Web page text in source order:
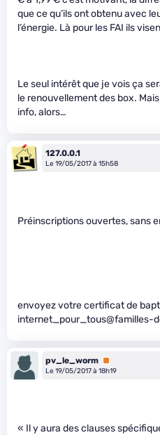
que ce qu’ils ont obtenu avec
l’énergie. Là pour les FAI ils
Le seul intérêt que je vois ça
le renouvellement des box.
info, alors…
127.0.0.1
Le 19/05/2017 à 15h58
Préinscriptions ouvertes, sans
envoyez votre certificat de
internet_pour_tous@familles-
pv_le_worm Premium
Le 19/05/2017 à 18h19
« Il y aura des clauses